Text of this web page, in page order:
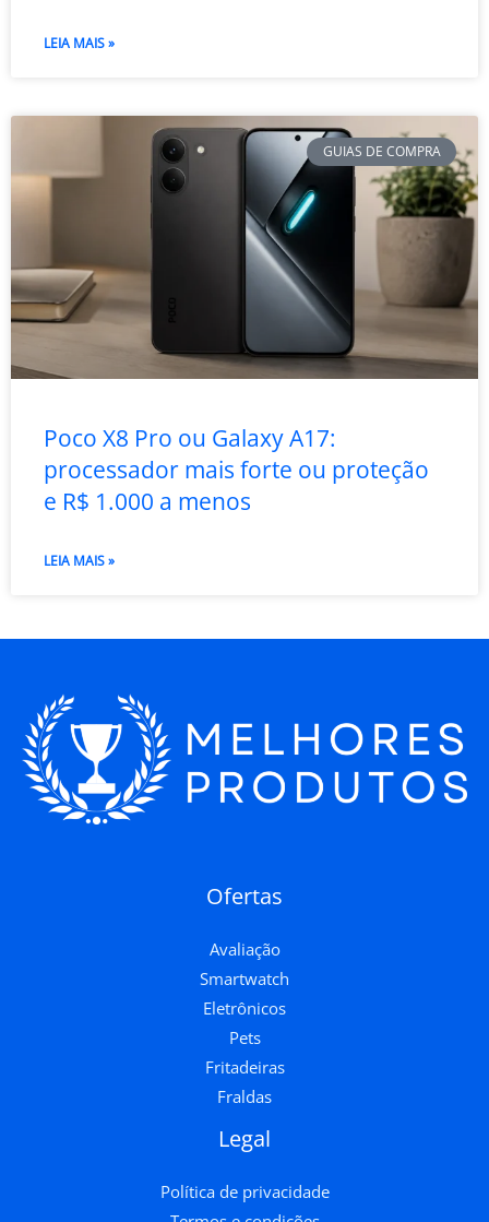
LEIA MAIS »
GUIAS DE COMPRA
Poco X8 Pro ou Galaxy A17:
processador mais forte ou proteção
e R$ 1.000 a menos
LEIA MAIS »
Ofertas
Avaliação
Smartwatch
Eletrônicos
Pets
Fritadeiras
Fraldas
Legal
Política de privacidade